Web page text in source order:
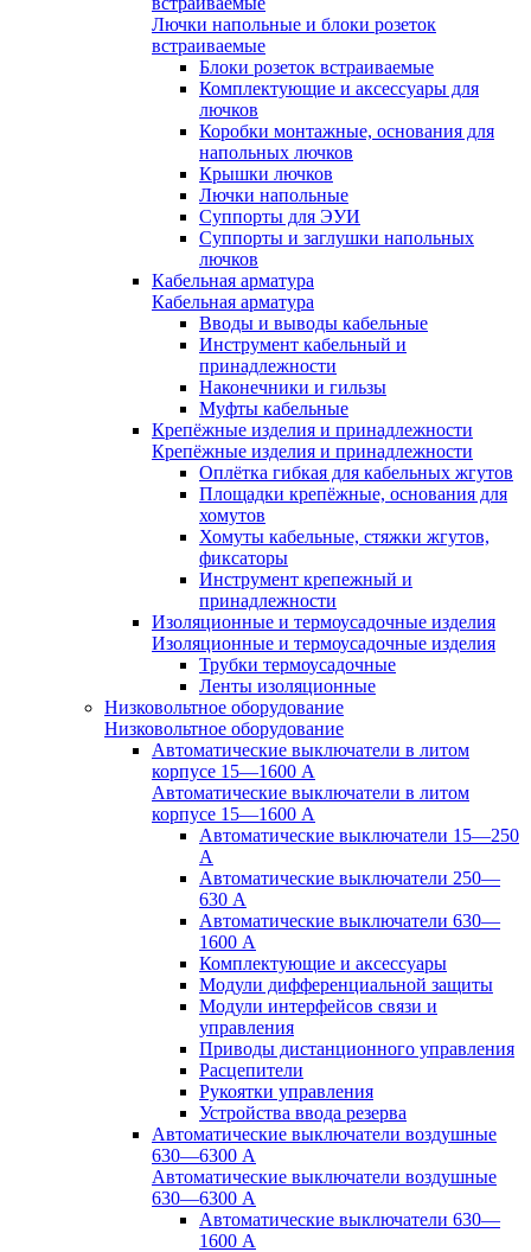
Лючки напольные и блоки розеток
встраиваемые
Блоки розеток встраиваемые
Комплектующие и аксессуары для
лючков
Коробки монтажные, основания для
напольных лючков
Крышки лючков
Лючки напольные
Суппорты для ЭУИ
Суппорты и заглушки напольных
лючков
Кабельная арматура
Кабельная арматура
Вводы и выводы кабельные
Инструмент кабельный и
принадлежности
Наконечники и гильзы
Муфты кабельные
Крепёжные изделия и принадлежности
Крепёжные изделия и принадлежности
Оплётка гибкая для кабельных жгутов
Площадки крепёжные, основания для
хомутов
Хомуты кабельные, стяжки жгутов,
фиксаторы
Инструмент крепежный и
принадлежности
Изоляционные и термоусадочные изделия
Изоляционные и термоусадочные изделия
Трубки термоусадочные
Ленты изоляционные
Низковольтное оборудование
Низковольтное оборудование
Автоматические выключатели в литом
корпусе 15—1600 А
Автоматические выключатели в литом
корпусе 15—1600 А
Автоматические выключатели 15—250
А
Автоматические выключатели 250—
630 А
Автоматические выключатели 630—
1600 А
Комплектующие и аксессуары
Модули дифференциальной защиты
Модули интерфейсов связи и
управления
Приводы дистанционного управления
Расцепители
Рукоятки управления
Устройства ввода резерва
Автоматические выключатели воздушные
630—6300 А
Автоматические выключатели воздушные
630—6300 А
Автоматические выключатели 630—
1600 А